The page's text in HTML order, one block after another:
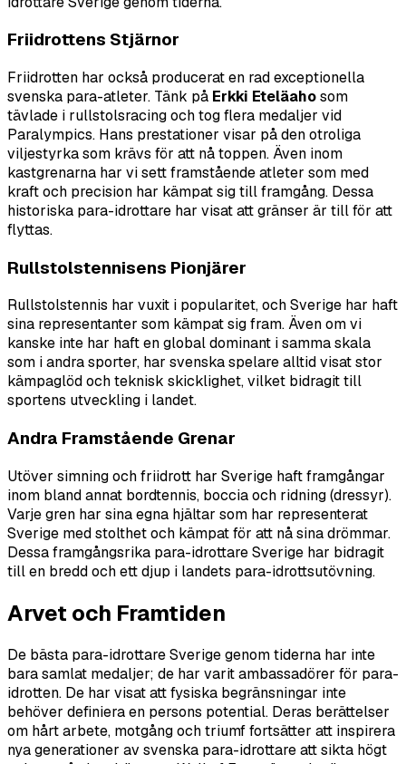
Friidrottens Stjärnor
Friidrotten har också producerat en rad exceptionella
svenska para-atleter. Tänk på Erkki Eteläahosom
tävlade i rullstolsracing och tog flera medaljer vid
Paralympics. Hans prestationer visar på den otroliga
viljestyrka som krävs för att nå toppen. Även inom
kastgrenarna har vi sett framstående atleter som med
kraft och precision har kämpat sig till framgång. Dessa
historiska para-idrottare har visat att gränser är till för att
flyttas.
Rullstolstennisens Pionjärer
Rullstolstennis har vuxit i popularitet, och Sverige har haft
sina representanter som kämpat sig fram. Även om vi
kanske inte har haft en global dominant i samma skala
som i andra sporter, har svenska spelare alltid visat stor
kämpaglöd och teknisk skicklighet, vilket bidragit till
sportens utveckling i landet.
Andra Framstående Grenar
Utöver simning och friidrott har Sverige haft framgångar
inom bland annat bordtennis, boccia och ridning (dressyr).
Varje gren har sina egna hjältar som har representerat
Sverige med stolthet och kämpat för att nå sina drömmar.
Dessa framgångsrika para-idrottare Sverige har bidragit
till en bredd och ett djup i landets para-idrottsutövning.
Arvet och Framtiden
De bästa para-idrottare Sverige genom tiderna har inte
bara samlat medaljer; de har varit ambassadörer för para-
idrotten. De har visat att fysiska begränsningar inte
behöver definiera en persons potential. Deras berättelser
om hårt arbete, motgång och triumf fortsätter att inspirera
nya generationer av svenska para-idrottare att sikta högt